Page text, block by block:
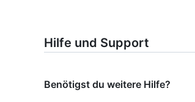
Hilfe und Support
Benötigst du weitere Hilfe?